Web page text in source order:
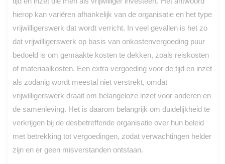
hierop kan variëren afhankelijk van de organisatie en het type
vrijwilligerswerk dat wordt verricht. In veel gevallen is het zo
dat vrijwilligerswerk op basis van onkostenvergoeding puur
bedoeld is om gemaakte kosten te dekken, zoals reiskosten
of materiaalkosten. Een extra vergoeding voor de tijd en inzet
als zodanig wordt meestal niet verstrekt, omdat
vrijwilligerswerk draait om belangeloze inzet voor anderen en
de samenleving. Het is daarom belangrijk om duidelijkheid te
verkrijgen bij de desbetreffende organisatie over hun beleid
met betrekking tot vergoedingen, zodat verwachtingen helder
zijn en er geen misverstanden ontstaan.